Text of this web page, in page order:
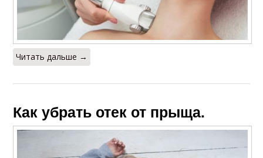
Читать дальше →
Как убрать отек от прыща.